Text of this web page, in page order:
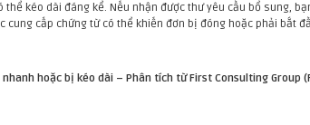
kéo dài đáng kể. Nếu nhận được thư yêu cầu bổ sung,
cấp chứng từ có thể khiến đơn bị đóng hoặc phải bắt
hoặc bị kéo dài – Phân tích từ First Consulting Group